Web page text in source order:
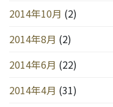
2014年10月 (2)
2014年8月 (2)
2014年6月 (22)
2014年4月 (31)